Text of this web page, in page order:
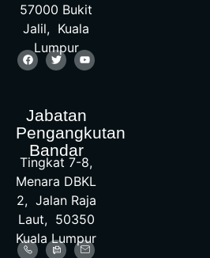
57000 Bukit
Jalil, Kuala
Lumpur
Jabatan
Pengangkutan
Bandar
Tingkat 7-8,
Menara DBKL
2, Jalan Raja
Laut, 50350
Kuala Lumpur